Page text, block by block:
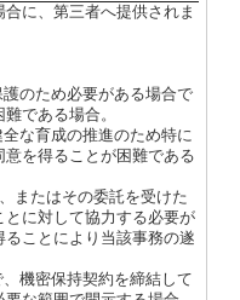
に、第三者へ提供されま
のため必要がある場合で
である場合。
な育成の推進のため特に
を得ることが困難である
またはその委託を受けた
に対して協力する必要が
ことにより当該事務の遂
機密保持契約を締結して